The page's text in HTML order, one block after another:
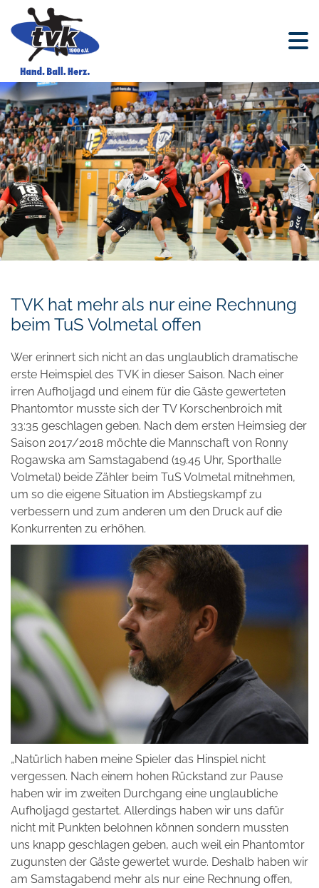
TVK hat mehr als nur eine Rechnung
beim TuS Volmetal offen
Wer erinnert sich nicht an das unglaublich dramatische
erste Heimspiel des TVK in dieser Saison. Nach einer
irren Aufholjagd und einem für die Gäste gewerteten
Phantomtor musste sich der TV Korschenbroich mit
33:35 geschlagen geben. Nach dem ersten Heimsieg der
Saison 2017/2018 möchte die Mannschaft von Ronny
Rogawska am Samstagabend (19.45 Uhr, Sporthalle
Volmetal) beide Zähler beim TuS Volmetal mitnehmen,
um so die eigene Situation im Abstiegskampf zu
verbessern und zum anderen um den Druck auf die
Konkurrenten zu erhöhen.
„Natürlich haben meine Spieler das Hinspiel nicht
vergessen. Nach einem hohen Rückstand zur Pause
haben wir im zweiten Durchgang eine unglaubliche
Aufholjagd gestartet. Allerdings haben wir uns dafür
nicht mit Punkten belohnen können sondern mussten
uns knapp geschlagen geben, auch weil ein Phantomtor
zugunsten der Gäste gewertet wurde. Deshalb haben wir
am Samstagabend mehr als nur eine Rechnung offen,